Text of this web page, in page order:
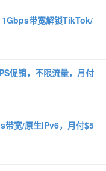
带宽解锁TikTok/
促销，不限流量，月付
宽/原生IPv6，月付$5